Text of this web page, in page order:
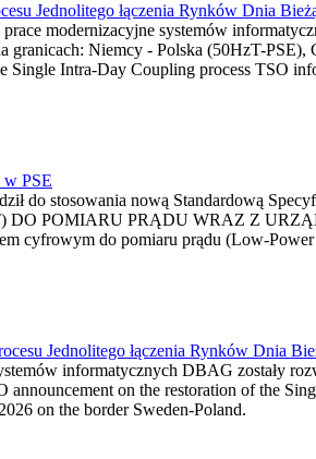
Jednolitego łączenia Rynków Dnia
modernizacyjne systemów
granicach: Niemcy - Polska (50HzT-
Single Intra-Day Coupling process TSO
w PSE
do stosowania nową Standardową
POMIARU PRĄDU WRAZ Z
cyfrowym do pomiaru prądu (Low-
Jednolitego łączenia Rynków Dnia
informatycznych DBAG zostały
announcement on the restoration of the
on the border Sweden-Poland.